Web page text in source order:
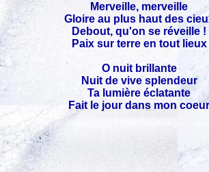
Merveille, merveille
Gloire au plus haut des
Debout, qu'on se réveille !
Paix sur terre en tout lieux
O nuit brillante
Nuit de vive splendeur
Ta lumière éclatante
Fait le jour dans mon coeur